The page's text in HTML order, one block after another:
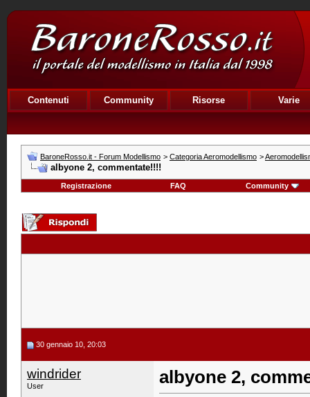
Contenuti Community Risorse Varie
BaroneRosso.it - Forum Modellismo > Categoria Aeromodellismo >
albyone 2, commentate!!!!
Registrazione FAQ Community
30 gennaio 10, 20:03
windrider
User
albyone 2,